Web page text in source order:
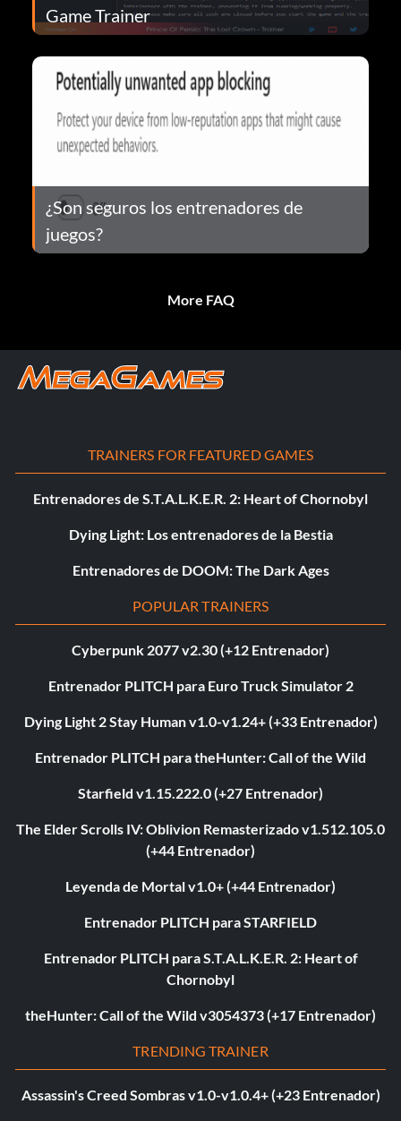
Game Trainer
¿Son seguros los entrenadores de
juegos?
More FAQ
TRAINERS FOR FEATURED GAMES
Entrenadores de S.T.A.L.K.E.R. 2: Heart of Chornobyl
Dying Light: Los entrenadores de la Bestia
Entrenadores de DOOM: The Dark Ages
POPULAR TRAINERS
Cyberpunk 2077 v2.30 (+12 Entrenador)
Entrenador PLITCH para Euro Truck Simulator 2
Dying Light 2 Stay Human v1.0-v1.24+ (+33 Entrenador)
Entrenador PLITCH para theHunter: Call of the Wild
Starfield v1.15.222.0 (+27 Entrenador)
The Elder Scrolls IV: Oblivion Remasterizado v1.512.105.0
(+44 Entrenador)
Leyenda de Mortal v1.0+ (+44 Entrenador)
Entrenador PLITCH para STARFIELD
Entrenador PLITCH para S.T.A.L.K.E.R. 2: Heart of
Chornobyl
theHunter: Call of the Wild v3054373 (+17 Entrenador)
TRENDING TRAINER
Assassin's Creed Sombras v1.0-v1.0.4+ (+23 Entrenador)